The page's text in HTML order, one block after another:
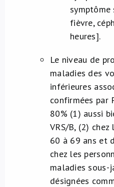
symptôme
fièvre,
heures].
Le niveau de
maladies des
inférieures
confirmées par
80% (1) aussi
VRS/B, (2)
60 à 69 ans et
chez les
maladies sous-
désignées